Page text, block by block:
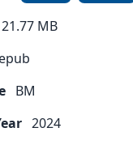
21.77 MB
epub
BM
2024